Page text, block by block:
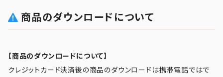
商品のダウンロードについて
【商品のダウンロードについて】
クレジットカード決済後の商品のダウンロードは携帯電話ではで